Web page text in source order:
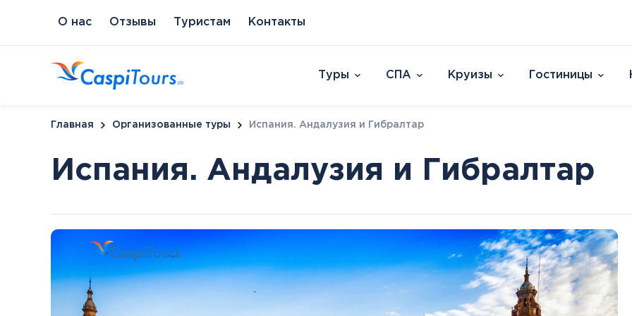
О нас Отзывы Туристам Контакты
Туры
Европа
Австрия
Азия
ОАЭ
Таиланд
СПА
Будапешт
Хайдусобосло
Шарвар
Друскининкай
Паланга
Круизы
Страны и острова
Аргентина
Бельгия
Венгрия
Голландия
Гренландия
Гостиницы
U Splash Resort
Leonardo Plaza
Leonardo
Leonardo Club
Isla Brown Eilat
Смотреть все
Главная Организованные туры Испания. Андалузия и Гибралтар
Испания. Андалузия и Гибралтар